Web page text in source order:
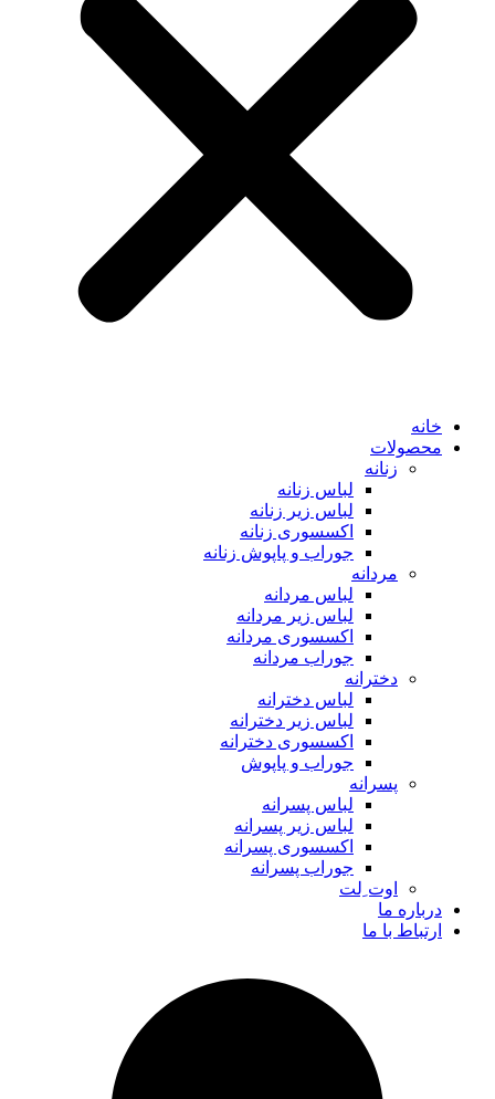
خانه
محصولات
زنانه
لباس زنانه
لباس زیر زنانه
اکسسوری زنانه
جوراب و پاپوش زنانه
مردانه
لباس مردانه
لباس زیر مردانه
اکسسوری مردانه
جوراب مردانه
دخترانه
لباس دخترانه
لباس زیر دخترانه
اکسسوری دخترانه
جوراب و پاپوش
پسرانه
لباس پسرانه
لباس زیر پسرانه
اکسسوری پسرانه
جوراب پسرانه
اوت ِلت
درباره ما
ارتباط با ما